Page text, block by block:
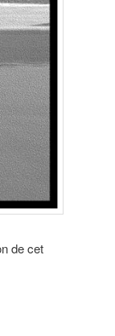
de cet